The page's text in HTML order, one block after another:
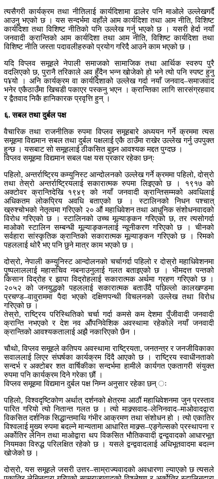
त्यसैगरी कार्यक्रम तथा नीतिलाई कार्यदिशामा ढालेर पनि माओले उल्लेखगर्दै
आउनु भएको छ । यस सन्दर्भमा वहाँले आम कार्यदिशा तथा आम नीति, विशिष्ट
कार्यदिशा तथा विशिष्ट नीतिको पनि उल्लेख गर्नु भएको छ । यसरी हेर्दा नयाँ
जनवादी क्रान्तिको आम कार्यदिशा तथा आम नीति, विशिष्ट कार्यदिशा तथा
विशिष्ट नीति जस्ता पदावलीहरुको प्रयोग गरिदै आउने काम भएको छ ।
यदि विप्लव समूहले नेपाली समाजको सामाजिक तथा आर्थिक स्वरुप पुरै
वदलिएको छ, पुरानै तरिकाले अव हुँदैन भन्न खोजेको हो भने त्यो पनि स्पष्ट हुनु
प¥यो । अनि कार्यक्रम वा कार्यदिशाको उल्लेख गर्दा नयाँ जनवाद–समाजवाद
भनेर एकैठाउँमा खिचडी पकाएर पस्कनु भएन । क्रान्तिका लागि सारसंग्रहवाद
र द्वैतवाद निकै हानिकारक प्रवृत्ति हुन् ।
६. सबल तथा दुर्बल पक्ष
वैचारिक तथा राजनीतिक रुपमा विप्लव समूहबारे अध्ययन गर्ने क्रममा त्यस
समूहमा विद्यमान सबल तथा दुर्बल पक्षलाई एकै ठाउँमा राखेर उल्लेख गर्नु उपपुक्त
हुन्छ । यसबाट सो समूहलाई ठीकसित बुझ्न आवश्यक मद्दत पुग्दछ ।
विप्लव समूहमा विद्यमान सबल पक्ष यस प्रकार रहेका छन्ः
पहिलो, अन्तर्राष्ट्रिय कम्युनिस्ट आन्दोलनको उल्लेख गर्ने क्रममा पहिलो, दोस्रो
तथा तेस्रो अन्तर्राष्ट्रियलाई सकारात्मक रुपमा लिइएको छ । १९१७ को
अक्टोवर क्रान्तिदेखि १९४९ को नयाँ जनवादी क्रान्तिसम्मको अवधिलाई
अधिकतम लोकप्रिय अवधि बताएको छ । स्टालिनको निधन पश्चात्
ख्रुश्चोभको नेतृत्वमा गरिएको २० औं महाधिवेशन तथा आधुनिक संशोधनवादको
विरोध गरिएको छ । स्टालिनको उच्च मूल्याङ्कन गरिएको छ, तर त्यसोगर्दा
माओको स्टालिन सम्बन्धी मूल्याङ्कनलाई न्यूनीकरण गरिएको छ । चीनको
सर्वहारा सांस्कृतिक क्रान्तिको सकारात्मक मूल्याङ्कन गरिएको छ । रिमको
पहललाई थोरै भए पनि छुने मात्र काम भएको छ ।
दोस्रो, नेपाली कम्युनिस्ट आन्दोलनको चर्चागर्दा पहिलो र दोस्रो महाधिवेशनमा
पुष्पलाललाई महासचिव नबनाउनुलाई गलत बताइएको छ । भीमदत्त पन्तको
किसान विद्रोह र झापा विद्रोहलाई सकारात्मक अर्थमा ग्रहण गरिएको छ ।
२०५२ को जनयुद्धको पहललाई सकारात्मक बताउँदै पछिल्लो कालखण्डमा
प्रचण्ड–वावुराममा पैदा भएको दक्षिणपन्थी विचलनको उल्लेख तथा विरोध
गरिएको छ ।
तेस्रो, राष्ट्रिय परिस्थितिको चर्चा गर्दा कमसे कम देशमा पुँजीवादी जनवादी
क्रान्ति नभएको र देश नव औंपनिवेशिक अवस्थामा रहेकोले नयाँ जनवादी
क्रान्तिको आवश्यकतालाई अझै नकारिएको छैन ।
चौथो, विप्लव समूहले कतिपय अवस्थामा राष्ट्रियता, जनतन्त्र र जनजीविकाका
सवाललाई लिएर संघर्षका कार्यक्रम दिंदै आएको छ । राष्ट्रिय स्वाधीनताको
सन्दर्भ र अक्टोबर शत वार्षिकीका सन्दर्भमा हामीले कार्यगत एकतागरी संयुक्त
रुपमा पनि कार्यक्रम दिने गरेका छौं ।
विप्लव समूहमा विद्यमान दुर्बल पक्ष निम्न अनुसार रहेका छन् ः
पहिलो, विश्वदृष्टिकोण अर्थात् दर्शनको क्षेत्रमा आठौं महाधिवेशनमा जुन प्रस्ताव
पारित गरियो त्यो नितान्त गलत छ । त्यो माक्र्सवाद–लेनिनवाद–माओवादद्वारा
विकसित दर्शनिक सिद्धान्तमाथि गंभीर आक्रमण तथा संशोधन हो । त्यो एकातिर
विश्वलाई मुख्य रुपमा बदल्ने मान्यतामा आधारित माक्र्स–एङ्गेल्सको प्रस्थापना र
अर्कोतिर लेनिन तथा माओद्वारा थप विकसित भौतिकवादी द्वन्द्ववादको आधारभूत
नियमका विरुद्ध परिलक्षित रहेको छ । यसले द्वन्द्ववादलाई अधिभूतवादमा बदल्न
खोजेको छ ।
दोस्रो, यस समूहले जसरी उत्तर–साम्राज्यवादको अवधारणा ल्याएको छ त्यसले